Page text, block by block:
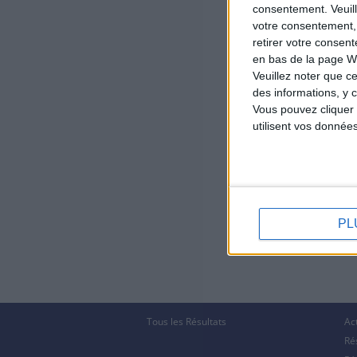
consentement.
votre
retirer votre
en bas de la page
Veuillez noter que
des informations, y
Vous pouvez
utilisent vos
Tous les Résultats